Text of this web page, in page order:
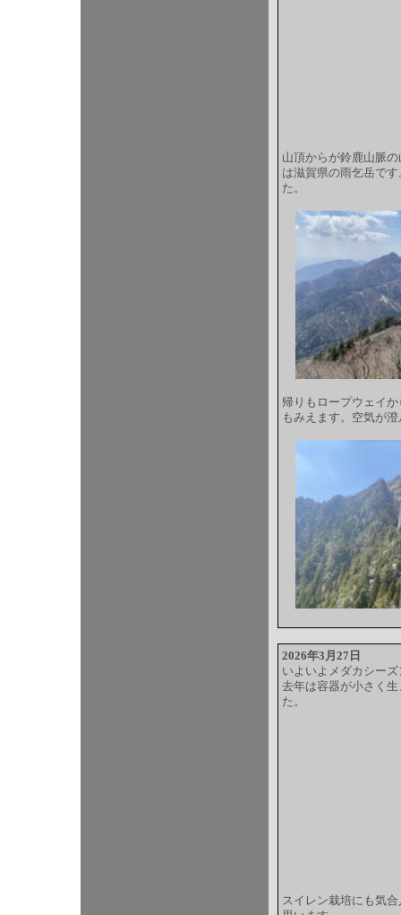
山頂からが鈴鹿山脈
は滋賀県の雨乞岳で
た。
帰りもロープウェイ
もみえます。空気が
2026年3月27日
いよいよメダカシー
去年は容器が小さく
た。
スイレン栽培にも気